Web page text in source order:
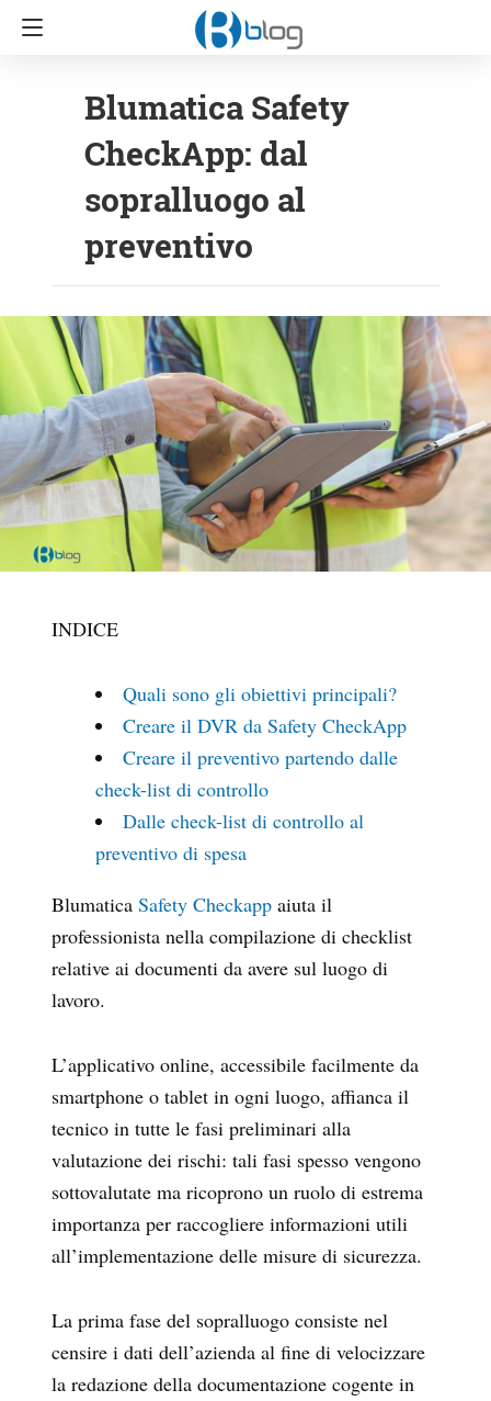
Blumatica Safety
CheckApp: dal
sopralluogo al
preventivo
INDICE
Quali sono gli obiettivi principali?
Creare il DVR da Safety CheckApp
Creare il preventivo partendo dalle
check-list di controllo
Dalle check-list di controllo al
preventivo di spesa
Blumatica Safety Checkapp aiuta il
professionista nella compilazione di checklist
relative ai documenti da avere sul luogo di
lavoro.
L’applicativo online, accessibile facilmente da
smartphone o tablet in ogni luogo, affianca il
tecnico in tutte le fasi preliminari alla
valutazione dei rischi: tali fasi spesso vengono
sottovalutate ma ricoprono un ruolo di estrema
importanza per raccogliere informazioni utili
all’implementazione delle misure di sicurezza.
La prima fase del sopralluogo consiste nel
censire i dati dell’azienda al fine di velocizzare
la redazione della documentazione cogente in